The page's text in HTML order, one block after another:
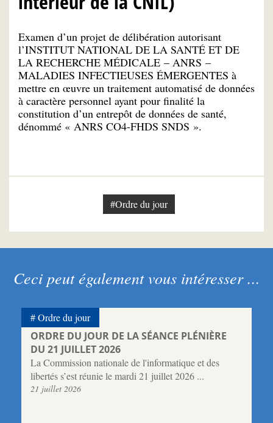
Examen d’un projet de délibération autorisant
l’INSTITUT NATIONAL DE LA SANTÉ ET DE
LA RECHERCHE MÉDICALE – ANRS –
MALADIES INFECTIEUSES ÉMERGENTES à
mettre en œuvre un traitement automatisé de données
à caractère personnel ayant pour finalité la
constitution d’un entrepôt de données de santé,
dénommé « ANRS CO4-FHDS SNDS ».
#Ordre du jour
Ceci peut également vous intéresser ...
ORDRE DU JOUR DE LA SÉANCE PLÉNIÈRE
DU 21 JUILLET 2026
La Commission nationale de l'informatique et des
libertés s’est réunie le mardi 21 juillet 2026 ...
21 juillet 2026
Ordre du jour